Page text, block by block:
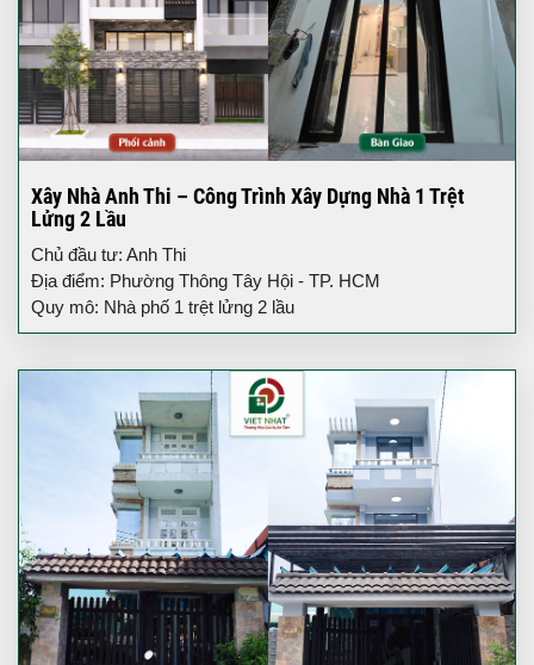
Xây Nhà Anh Thi – Công Trình Xây Dựng Nhà 1 Trệt
Lửng 2 Lầu
Chủ đầu tư: Anh Thi
Địa điểm: Phường Thông Tây Hội - TP. HCM
Quy mô: Nhà phố 1 trệt lửng 2 lầu